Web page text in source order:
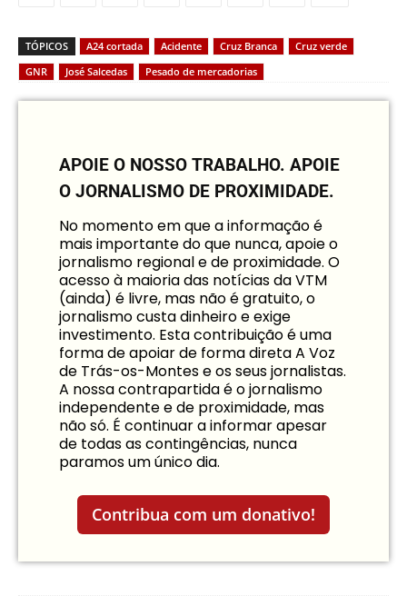
TÓPICOS A24 cortada Acidente Cruz Branca
Cruz verde
GNR
José Salcedas Pesado de mercadorias
APOIE O NOSSO TRABALHO. APOIE
O JORNALISMO DE PROXIMIDADE.
No momento em que a informação é
mais importante do que nunca, apoie o
jornalismo regional e de proximidade. O
acesso à maioria das notícias da VTM
(ainda) é livre, mas não é gratuito, o
jornalismo custa dinheiro e exige
investimento. Esta contribuição é uma
forma de apoiar de forma direta A Voz
de Trás-os-Montes e os seus jornalistas.
A nossa contrapartida é o jornalismo
independente e de proximidade, mas
não só. É continuar a informar apesar
de todas as contingências, nunca
paramos um único dia.
Contribua com um donativo!